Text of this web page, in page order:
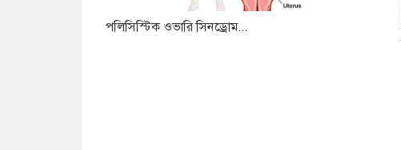
পলিসিস্টিক ওভারি সিনড্রোম...